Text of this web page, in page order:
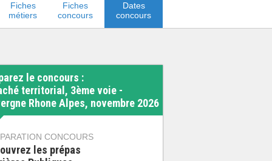
Fiches
métiers
Fiches
concours
Dates
concours
le concours :
territorial, 3ème voie -
Rhone Alpes, novembre 2026
CONCOURS
les prépas